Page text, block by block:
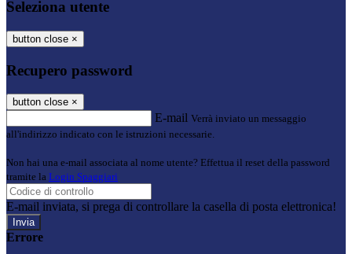
Seleziona utente
button close ×
Recupero password
button close ×
E-mail Verrà inviato un messaggio
all'indirizzo indicato con le istruzioni necessarie.
Non hai una e-mail associata al nome utente? Effettua il reset della password
tramite la Login Spaggiari
E-mail inviata, si prega di controllare la casella di posta elettronica!
Errore